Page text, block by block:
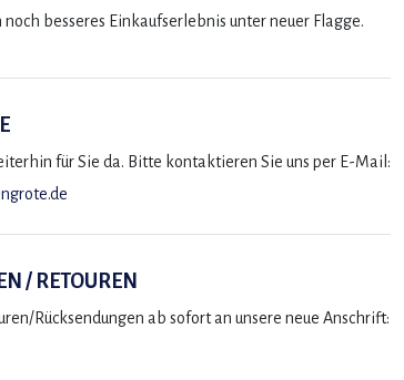
noch besseres Einkaufserlebnis unter neuer Flagge.
für Sie da. Bitte kontaktieren Sie uns per E-Mail:
/ RETOUREN
Rücksendungen ab sofort an unsere neue Anschrift: